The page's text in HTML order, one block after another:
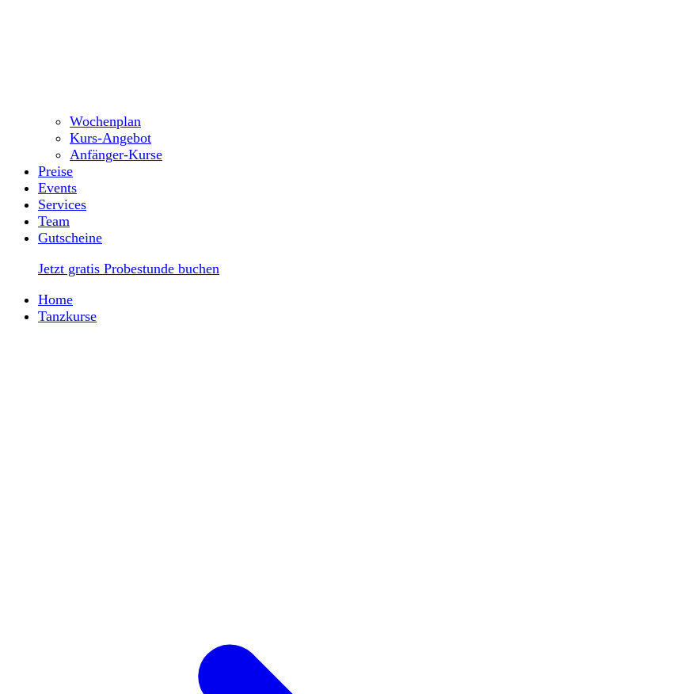
Wochenplan
Kurs-Angebot
Anfänger-Kurse
Preise
Events
Services
Team
Gutscheine
Jetzt gratis Probestunde buchen
Home
Tanzkurse